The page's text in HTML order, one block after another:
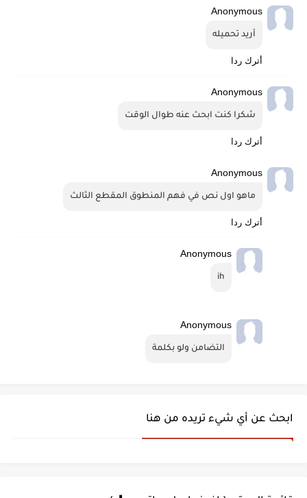
Anonymous
أريد تحميله
أترك ردا
Anonymous
شكرا كنت ابحث عنه طوال الوقت
أترك ردا
Anonymous
ماهو اول نص في فهم المنطوق المقطع الثالث
أترك ردا
Anonymous
ih
Anonymous
التضامن ولو بكلمة
ابحث عن أي شيء تريده من هنا